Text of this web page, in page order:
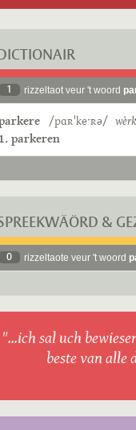
1 rizzeltaot veur 't woord
/pɑʀˈkeˑʀə/
1. parkeren
&
0 rizzeltaote veur 't woord
"...ich sal uch
beste van alle